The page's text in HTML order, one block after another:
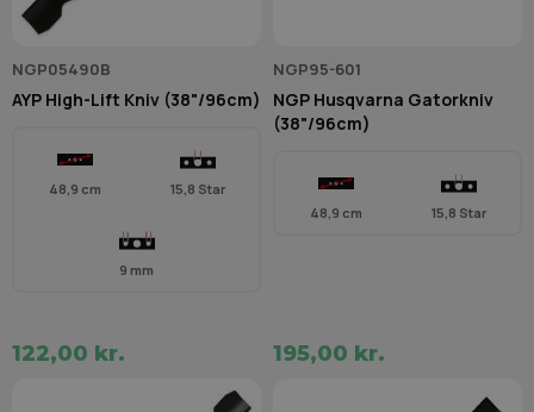
NGP05490B
AYP High-Lift Kniv (38"/96cm)
48,9 cm 15,8 Star
9 mm
122,00 kr.
NGP95-601
NGP Husqvarna Gatorkniv
(38"/96cm)
48,9 cm 15,8 Star
195,00 kr.